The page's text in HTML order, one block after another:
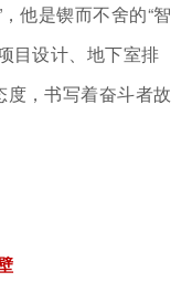
他是锲而不舍的“智
目设计、地下室排
，书写着奋斗者故